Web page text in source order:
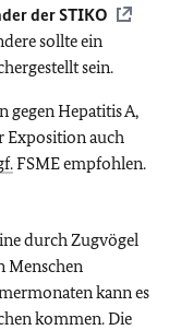
derSTIKO
sollte ein
sein.
gegen Hepatitis A,
Exposition auch
FSME empfohlen.
durch Zugvögel
Menschen
kann es
kommen. Die